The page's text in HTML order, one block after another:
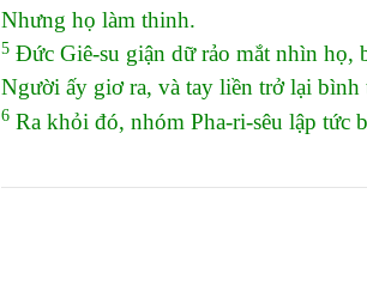
Nhưng họ làm thinh.
5Đức Giê-su giận dữ rảo mắt nhìn họ,
Người ấy giơ ra, và tay liền trở lại bình
6Ra khỏi đó, nhóm Pha-ri-sêu lập tức